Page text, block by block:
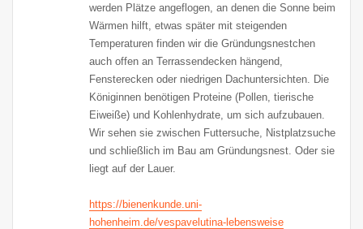
werden Plätze angeflogen, an denen die Sonne beim
Wärmen hilft, etwas später mit steigenden
Temperaturen finden wir die Gründungsnestchen
auch offen an Terrassendecken hängend,
Fensterecken oder niedrigen Dachuntersichten. Die
Königinnen benötigen Proteine (Pollen, tierische
Eiweiße) und Kohlenhydrate, um sich aufzubauen.
Wir sehen sie zwischen Futtersuche, Nistplatzsuche
und schließlich im Bau am Gründungsnest. Oder sie
liegt auf der Lauer.
https://bienenkunde.uni-
hohenheim.de/vespavelutina-lebensweise